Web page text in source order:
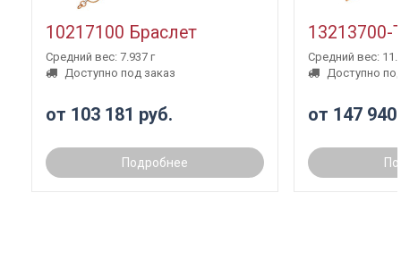
10217100 Браслет
Средний вес: 7.937 г
Доступно под заказ
от 103 181 руб.
Подробнее
13213700-
Средний вес:
Доступно
от 147 940